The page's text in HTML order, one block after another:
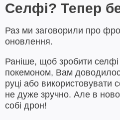
Селфі? Тепер
Раз ми заговорили про
оновлення.
Раніше, щоб зробити
покемоном, Вам
руці або
не дуже зручно. Але в
собі дрон!